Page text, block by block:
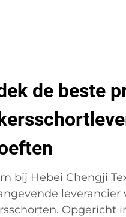
de beste
bij Hebei Chengji
leverancier
Opgericht